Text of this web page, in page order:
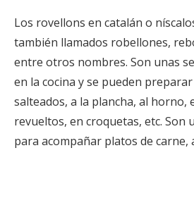
Los rovellons en catalán o
también llamados robellones,
entre otros nombres. Son unas
en la cocina y se pueden
salteados, a la plancha, al horno,
revueltos, en croquetas, etc. Son
para acompañar platos de carne,